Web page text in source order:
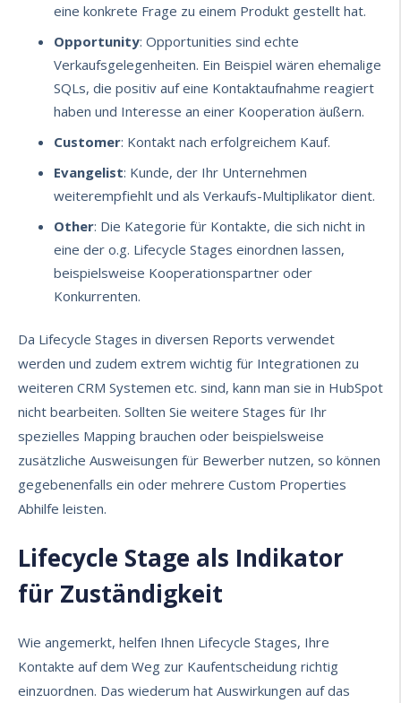
eine konkrete Frage zu einem Produkt gestellt hat.
Opportunity: Opportunities sind echte
Verkaufsgelegenheiten. Ein Beispiel wären ehemalige
SQLs, die positiv auf eine Kontaktaufnahme reagiert
haben und Interesse an einer Kooperation äußern.
Customer: Kontakt nach erfolgreichem Kauf.
Evangelist: Kunde, der Ihr Unternehmen
weiterempfiehlt und als Verkaufs-Multiplikator dient.
Other: Die Kategorie für Kontakte, die sich nicht in
eine der o.g. Lifecycle Stages einordnen lassen,
beispielsweise Kooperationspartner oder
Konkurrenten.
Da Lifecycle Stages in diversen Reports verwendet
werden und zudem extrem wichtig für Integrationen zu
weiteren CRM Systemen etc. sind, kann man sie in HubSpot
nicht bearbeiten. Sollten Sie weitere Stages für Ihr
spezielles Mapping brauchen oder beispielsweise
zusätzliche Ausweisungen für Bewerber nutzen, so können
gegebenenfalls ein oder mehrere Custom Properties
Abhilfe leisten.
Lifecycle Stage als Indikator
für Zuständigkeit
Wie angemerkt, helfen Ihnen Lifecycle Stages, Ihre
Kontakte auf dem Weg zur Kaufentscheidung richtig
einzuordnen. Das wiederum hat Auswirkungen auf das